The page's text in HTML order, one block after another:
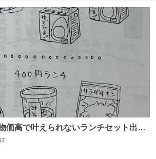
価高で叶えられないランチセット出て